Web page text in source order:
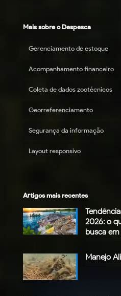
Mais sobre o Despesca
Gerenciamento de estoque
Acompanhamento financeiro
Coleta de dados zootécnicos
Georreferenciamento
Segurança da informação
Layout responsivo
Artigos mais recentes
2026: o
busca
Manejo